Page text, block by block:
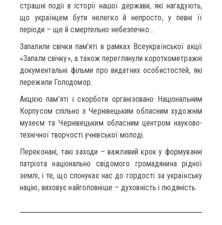
страшні події в історії нашої держави, які нагадують,
що українцем бути нелегко й непросто, у певні її
періоди – ще й смертельно небезпечно…
Запалили свічки пам’яті в рамках Всеукраїнської акції
«Запали свічку», а також переглянули короткометражні
документальні фільми про видатних особистостей, які
пережили Голодомор.
Акцією пам’яті і скорботи організовано Національним
Корпусом спільно з Чернівецьким обласним художнім
музеєм та Чернівецьким обласним центром науково-
технічної творчості учнівської молоді.
Переконані, такі заходи – важливий крок у формуванні
патріота національно свідомого громадянина рідної
землі, і те, що спонукає нас до гордості за українську
націю, виховує найголовніше – духовність і людяність.